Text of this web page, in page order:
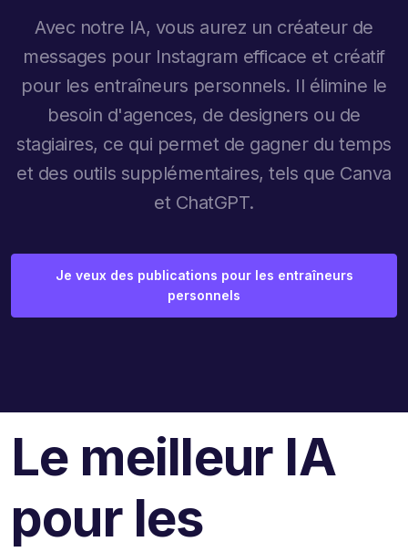
Avec notre IA, vous aurez un créateur de
messages pour Instagram efficace et créatif
pour les entraîneurs personnels. Il élimine le
besoin d'agences, de designers ou de
stagiaires, ce qui permet de gagner du temps
et des outils supplémentaires, tels que Canva
et ChatGPT.
Je veux des publications pour les entraîneurs
personnels
Le meilleur IA
pour les